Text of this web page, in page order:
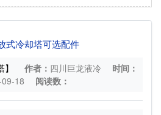
式冷却塔可选配件
作者： 四川巨龙液冷
时间：
18
阅读数：